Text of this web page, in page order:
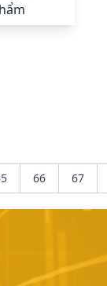
66 67